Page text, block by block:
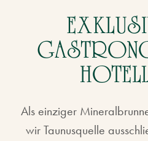
Als einziger
wir Taunusquelle